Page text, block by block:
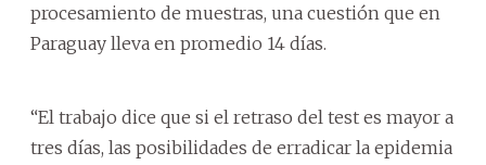
procesamiento de muestras, una cuestión que en
Paraguay lleva en promedio 14 días.
“El trabajo dice que si el retraso del test es mayor a
tres días, las posibilidades de erradicar la epidemia